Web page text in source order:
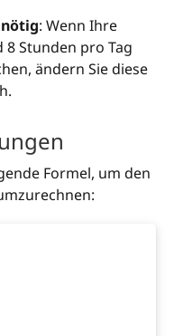
: Wenn Ihre
Stunden pro Tag
ändern Sie diese
Formel, um den